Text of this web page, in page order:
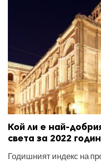
Кой ли е най-
света за 2022
Годишният индекс на